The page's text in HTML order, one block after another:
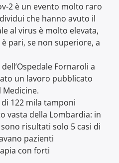
2 è un evento molto raro
che hanno avuto il
al virus è molto elevata,
pari, se non superiore, a
Fornaroli a
un lavoro pubblicato
Medicine.
122 mila tamponi
vasta della Lombardia: in
risultati solo 5 casi di
pazienti
con forti